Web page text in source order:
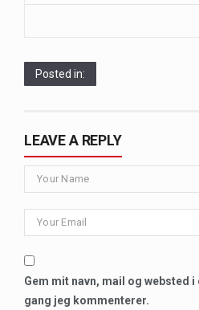
Posted in:
LEAVE A REPLY
Gem mit navn, mail og websted
gang jeg kommenterer.